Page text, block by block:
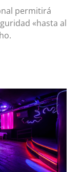
permitirá
«hasta al